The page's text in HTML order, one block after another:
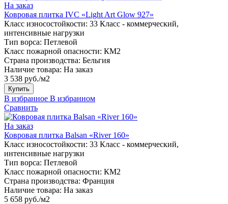
На заказ
Ковровая плитка IVC «Light Art Glow 927»
Класс износостойкости: 33 Класс - коммерческий,
интенсивные нагрузки
Тип ворса: Петлевой
Класс пожарной опасности: КМ2
Страна производства: Бельгия
Наличие товара: На заказ
3 538 руб./м2
Купить
В избранное В избранном
Сравнить
На заказ
Ковровая плитка Balsan «River 160»
Класс износостойкости: 33 Класс - коммерческий,
интенсивные нагрузки
Тип ворса: Петлевой
Класс пожарной опасности: КМ2
Страна производства: Франция
Наличие товара: На заказ
5 658 руб./м2